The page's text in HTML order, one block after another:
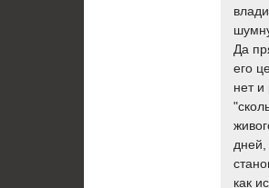
Да
его
нет и
как